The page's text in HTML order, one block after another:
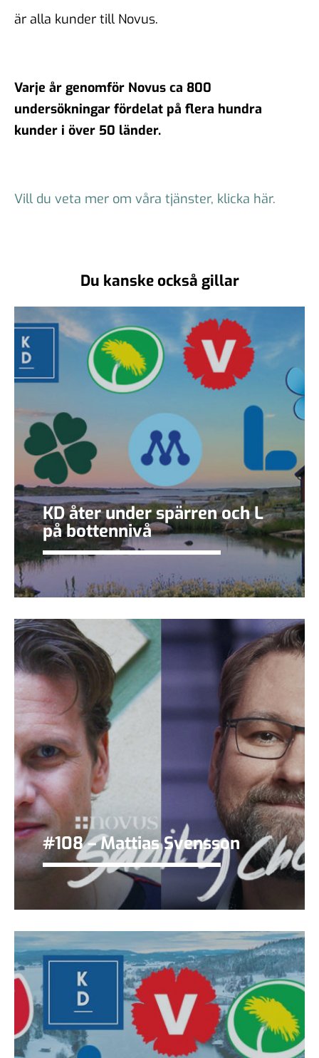
är alla kunder till Novus.
Varje år genomför Novus ca 800
undersökningar fördelat på flera hundra
kunder i över 50 länder.
Vill du veta mer om våra tjänster, klicka här.
Du kanske också gillar
KD åter under spärren och L
på bottennivå
#108 – Mattias Svensson